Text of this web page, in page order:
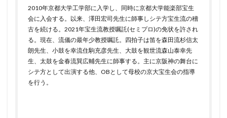
2010年京都大学工学部に入学し、同時に京都大学能楽部宝生
会に入会する。以来、澤田宏司先生に師事しシテ方宝生流の稽
古を続ける。2021年宝生流教授嘱託(セミプロ)の免状を許され
る。現在、流儀の最年少教授嘱託。四拍子は笛を森田流杉信太
朗先生、小鼓を幸流住駒充彦先生、大鼓を観世流森山泰幸先
生、太鼓を金春流巽広輔先生に師事する。主に京阪神の舞台に
シテ方として出演する他、OBとして母校の京大宝生会の指導
を行う。